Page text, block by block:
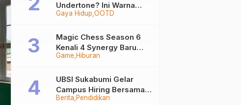
Gaya Hidup OOTD
Undertone? Ini Warna
Baju yang Bikin Kamu
Game Hiburan
Magic Chess Season 6
Kenali 4 Synergy Baru
Terkuat
Berita Pendidikan
UBSI Sukabumi Gelar
Campus Hiring Bersama
PKSS, Buka Peluang Kerja